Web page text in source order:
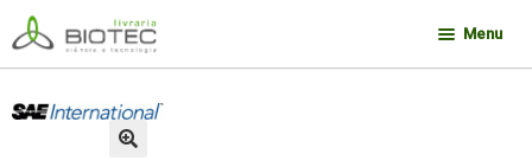
Pular
para
navegação
Pular
para
o
conteúdo
Menu